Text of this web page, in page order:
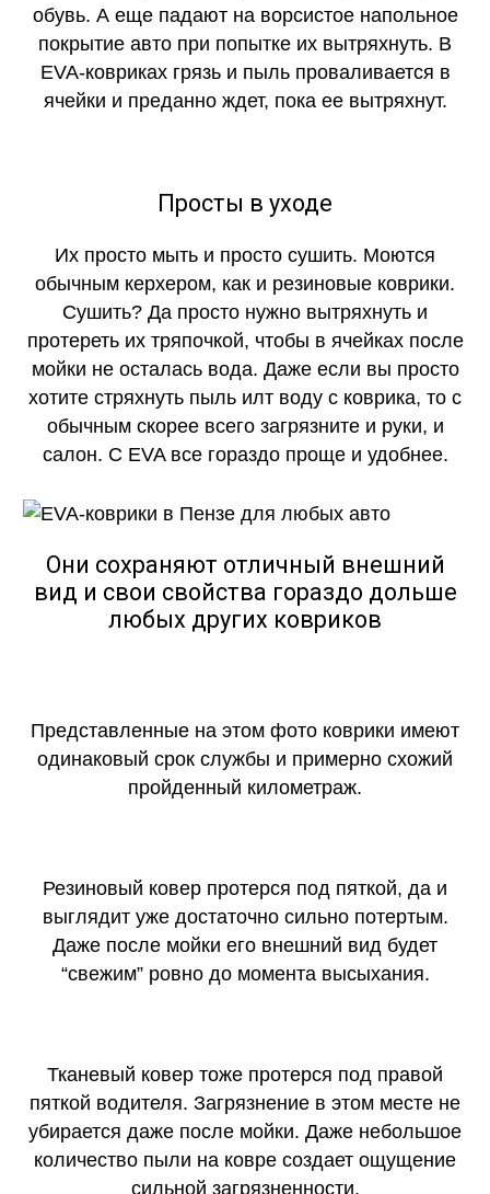
обувь. А еще падают на ворсистое напольное
покрытие авто при попытке их вытряхнуть. В
EVA-ковриках грязь и пыль проваливается в
ячейки и преданно ждет, пока ее вытряхнут.
Просты в уходе
Их просто мыть и просто сушить. Моются
обычным керхером, как и резиновые коврики.
Сушить? Да просто нужно вытряхнуть и
протереть их тряпочкой, чтобы в ячейках после
мойки не осталась вода. Даже если вы просто
хотите стряхнуть пыль илт воду с коврика, то с
обычным скорее всего загрязните и руки, и
салон. С EVA все гораздо проще и удобнее.
Они сохраняют отличный внешний
вид и свои свойства гораздо дольше
любых других ковриков
Представленные на этом фото коврики имеют
одинаковый срок службы и примерно схожий
пройденный километраж.
Резиновый ковер протерся под пяткой, да и
выглядит уже достаточно сильно потертым.
Даже после мойки его внешний вид будет
“свежим” ровно до момента высыхания.
Тканевый ковер тоже протерся под правой
пяткой водителя. Загрязнение в этом месте не
убирается даже после мойки. Даже небольшое
количество пыли на ковре создает ощущение
сильной загрязненности.